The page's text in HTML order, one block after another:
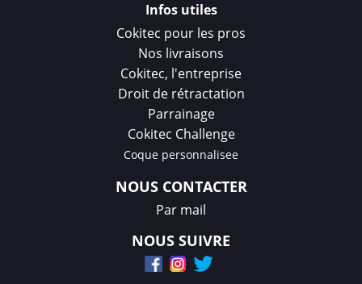
Infos utiles
Cokitec pour les pros
Nos livraisons
Cokitec, l'entreprise
Droit de rétractation
Parrainage
Cokitec Challenge
Coque personnalisee
NOUS CONTACTER
Par mail
NOUS SUIVRE